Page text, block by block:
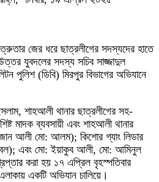
জের ধরে ছাত্রলীগের সদস্যদের হাতে
যুবদলের সদস্য সচিব সাজ্জাদুল
পুলিশ (ডিবি) মিরপুর বিভাগের অভিযানে
শাহআলী থানার ছাত্রলীগের সহ-
মাদক ব্যবসায়ী এবং শাহআলী থানার
আলী মো: আলম); কিশোর গ্যাং লিডার
এবং মো: ইয়াকুব আলী, মো: আমিনুল
করা হয় ১৭ এপ্রিল বৃহস্পতিবার
একটি অভিযান চালিয়ে।